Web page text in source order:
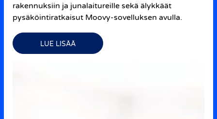
rakennuksiin ja junalaitureille sekä älykkäät
pysäköintiratkaisut Moovy-sovelluksen avulla.
LUE LISÄÄ